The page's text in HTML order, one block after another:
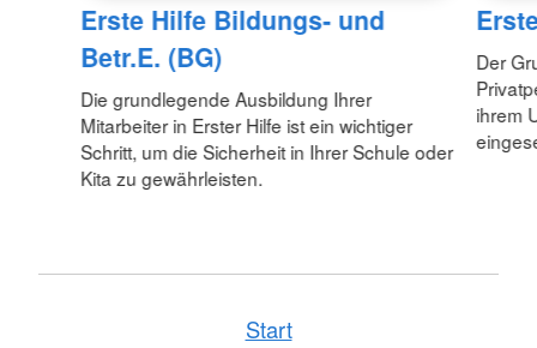
Erste Hilfe Bildungs- und
Betr.E. (BG)
Die grundlegende Ausbildung Ihrer
Mitarbeiter in Erster Hilfe ist ein wichtiger
Schritt, um die Sicherheit in Ihrer Schule oder
Kita zu gewährleisten.
Der
ihrem
Start